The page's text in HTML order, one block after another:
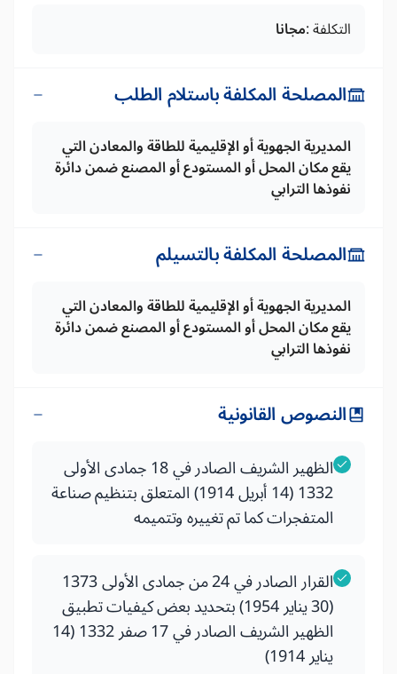
التكلفة :مجانا
المصلحة المكلفة باستلام الطلب
المديرية الجهوية أو الإقليمية للطاقة والمعادن التي
يقع مكان المحل أو المستودع أو المصنع ضمن دائرة
نفوذها الترابي
المصلحة المكلفة بالتسيلم
المديرية الجهوية أو الإقليمية للطاقة والمعادن التي
يقع مكان المحل أو المستودع أو المصنع ضمن دائرة
نفوذها الترابي
النصوص القانونية
الظهير الشريف الصادر في 18 جمادى الأولى
1332 (14 أبريل 1914) المتعلق بتنظيم صناعة
المتفجرات كما تم تغييره وتتميمه
القرار الصادر في 24 من جمادى الأولى 1373
(30 يناير 1954) بتحديد بعض كيفيات تطبيق
الظهير الشريف الصادر في 17 صفر 1332 (14
يناير 1914)